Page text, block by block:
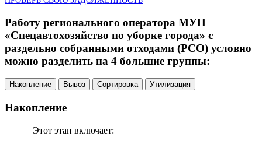
Работу регионального оператора МУП
«Спецавтохозяйство по уборке города» с
раздельно собранными отходами (РСО) условно
можно разделить на 4 большие группы:
Накопление Вывоз Сортировка Утилизация
Накопление
Этот этап включает: